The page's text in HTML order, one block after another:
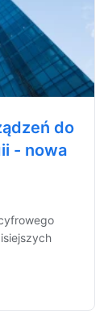
do
- nowa